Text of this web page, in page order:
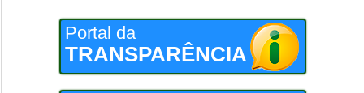
Portal da
TRANSPARÊNCIA